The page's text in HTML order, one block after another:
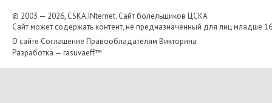
© 2003 — 2026, CSKA.INternet. Cайт болельщиков ЦСКА
Сайт может содержать контент, не предназначенный для лиц младше
О сайте Соглашение Правообладателям Викторина
Разработка — rasuvaeff™